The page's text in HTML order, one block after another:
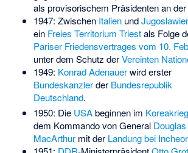
als provisorischem Präsidenten an
1947: Zwischen Italienund
ein Freies Territorium Triestals Folge
Pariser Friedensvertrages vom 10.
unter dem Schutz derVereinten
1949: Konrad Adenauerwird erster
Bundeskanzlerder Bundesrepublik
Deutschland.
1950: Die USAbeginnen im Koreakrieg
dem Kommando von General Douglas
MacArthurmit der Landung bei